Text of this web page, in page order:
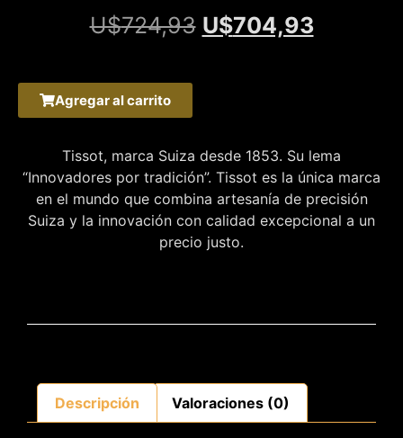
U$724,93 U$704,93
Agregar al carrito
Tissot, marca Suiza desde 1853. Su lema
“Innovadores por tradición”. Tissot es la única marca
en el mundo que combina artesanía de precisión
Suiza y la innovación con calidad excepcional a un
precio justo.
Descripción Valoraciones (0)